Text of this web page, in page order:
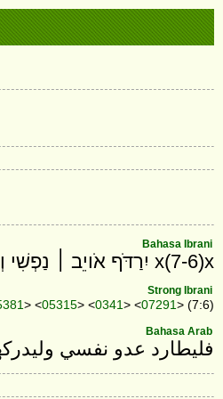
Bahasa Ibrani
x(7-6)x יִרַדֹּף אֹויֵב ׀ נַפְשִׁי וְיַשֵּׂג וְיִרְמֹס לָאָרֶץ חַיָּי וּכְבֹודִי ׀ לֶעָפָר יַשְׁכֵּן סֶלָה׃
Strong Ibrani
> <05315> <0341> <07291> (7:6)
Bahasa Arab
فليطارد عدو نفسي